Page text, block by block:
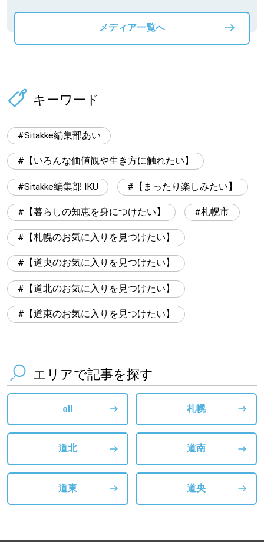
メディア一覧へ
キーワード
Sitakke編集部あい
【いろんな価値観や生き方に触れたい】
Sitakke編集部 IKU 【まったり楽しみたい】
【暮らしの知恵を身につけたい】 札幌市
【札幌のお気に入りを見つけたい】
【道央のお気に入りを見つけたい】
【道北のお気に入りを見つけたい】
【道東のお気に入りを見つけたい】
エリアで記事を探す
all 札幌
道北 道南
道東 道央